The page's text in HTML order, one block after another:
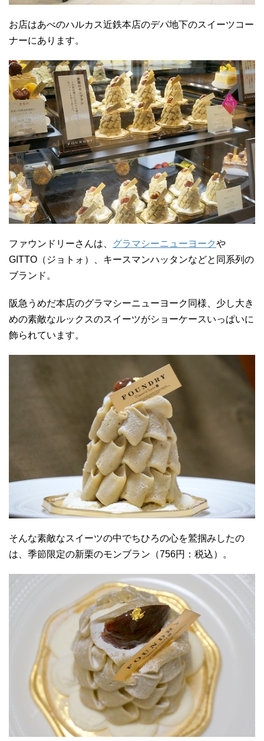
お店はあべのハルカス近鉄本店のデパ地下のスイーツコー
ナーにあります。
ファウンドリーさんは、 グラマシーニューヨークや
GITTO（ジョトォ）、キースマンハッタンなどと同系列の
ブランド。
阪急うめだ本店のグラマシーニューヨーク同様、少し大き
めの素敵なルックスのスイーツがショーケースいっぱいに
飾られています。
そんな素敵なスイーツの中でちひろの心を鷲掴みしたの
は、季節限定の新栗のモンブラン（756円：税込）。